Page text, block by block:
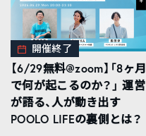
開催終了
【6/29無料@zoom】「8ヶ月
で何が起こるのか？」 運営
が語る、人が動き出す
POOLO LIFEの裏側とは？